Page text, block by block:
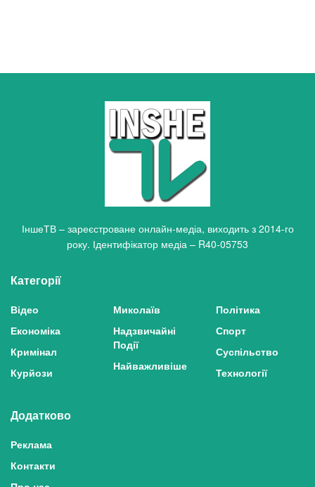
ІншеТВ – зареєстроване онлайн-медіа, виходить з 2014-го
року. Ідентифікатор медіа – R40-05753
Категорії
Відео
Економіка
Кримінал
Курйози
Миколаїв
Надзвичайні
Події
Найважливіше
Політика
Спорт
Суспільство
Технології
Додатково
Реклама
Контакти